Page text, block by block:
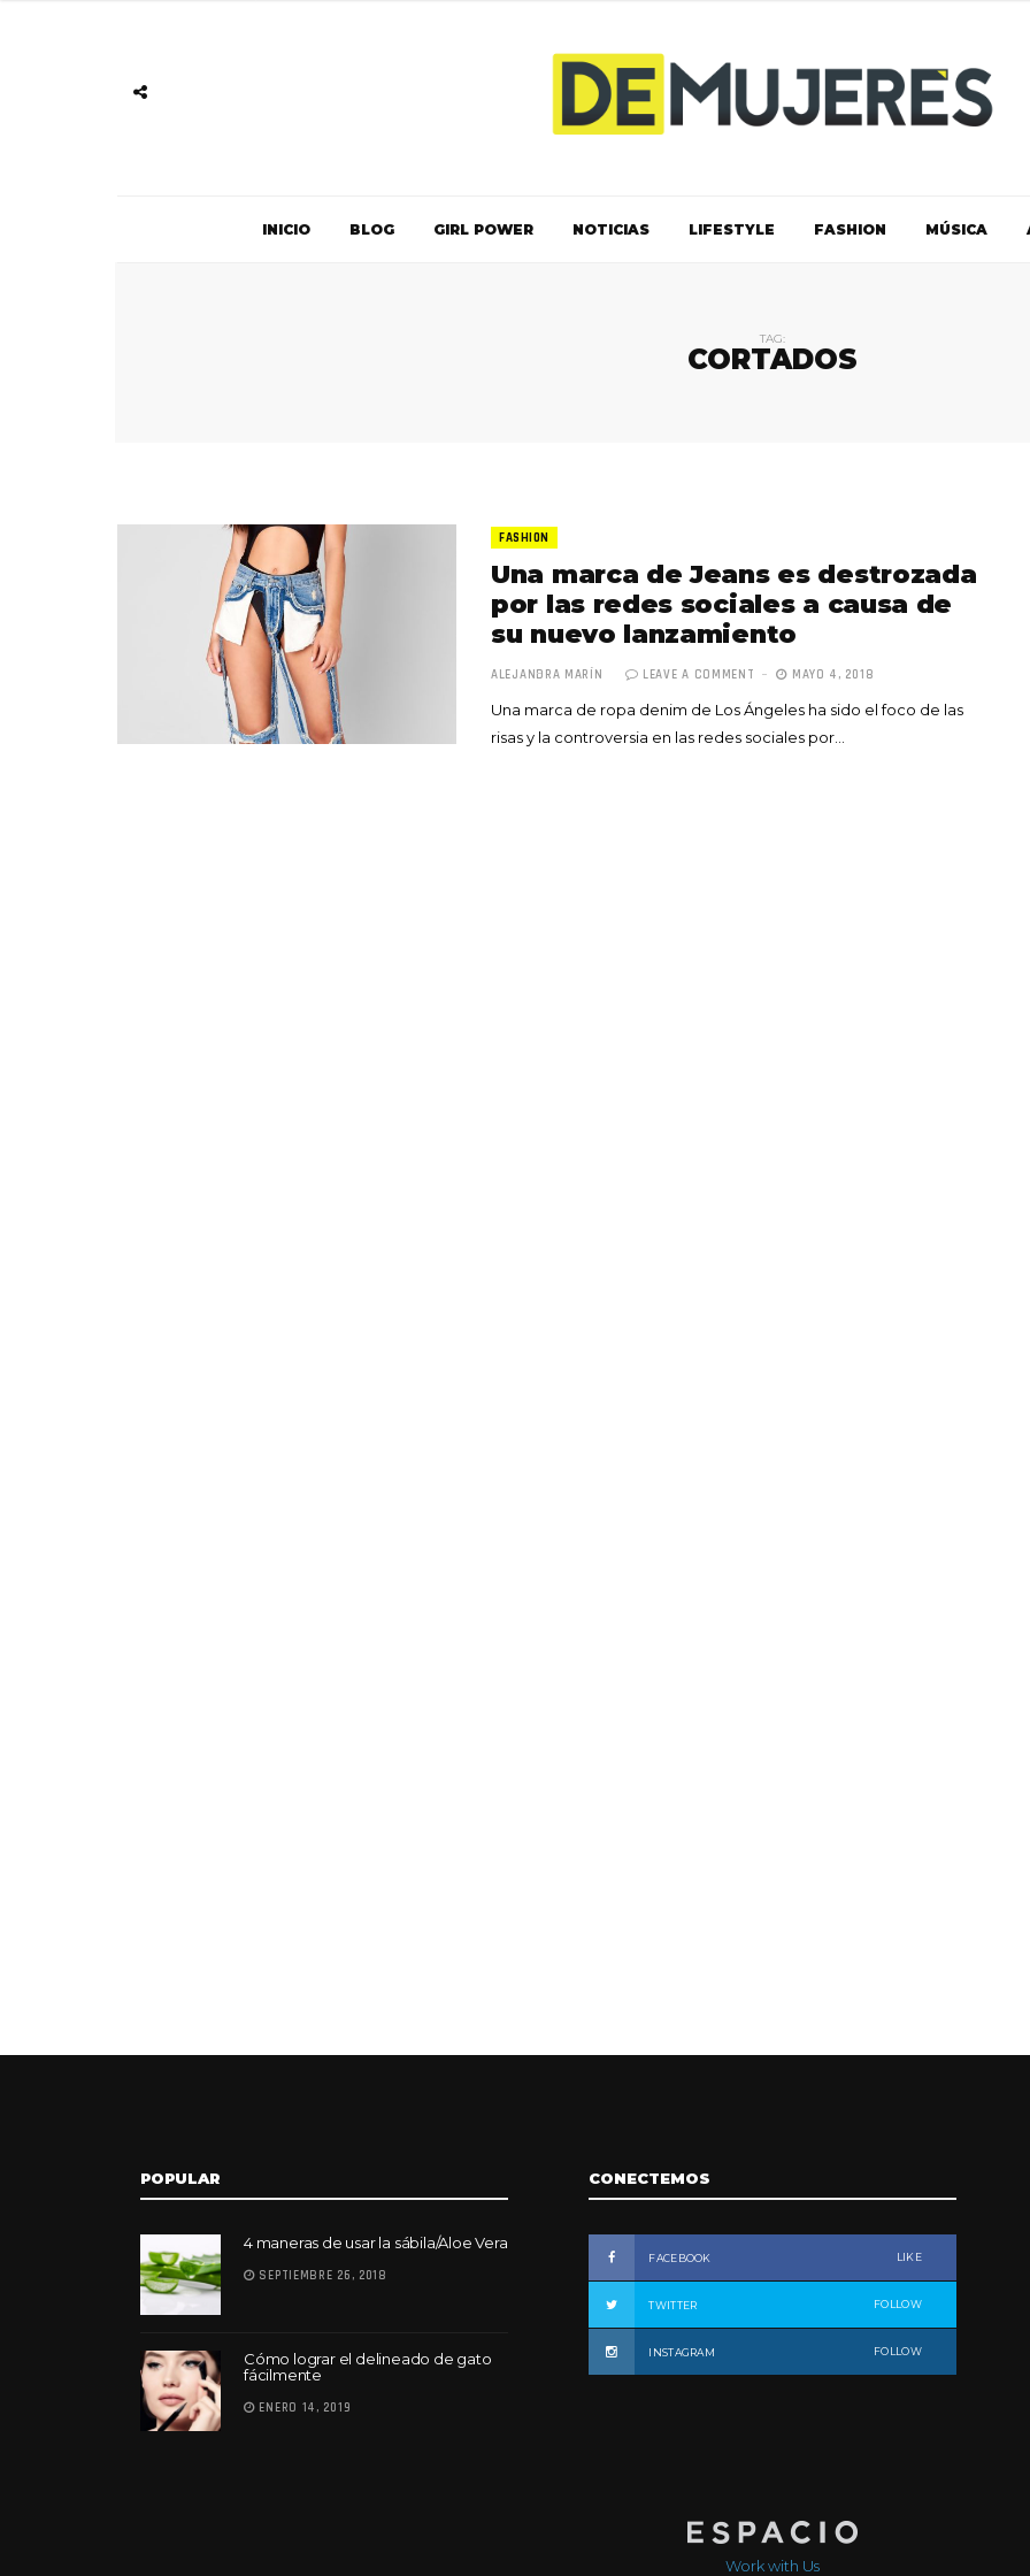
INICIO BLOG GIRL POWER NOTICIAS LIFESTYLE FASHION MÚSICA
TAG:
CORTADOS
FASHION
Una marca de Jeans es destrozada
por las redes sociales a causa de
su nuevo lanzamiento
ALEJANDRA MARÍN LEAVE A COMMENT MAYO 4, 2018
Una marca de ropa denim de Los Ángeles ha sido el foco de las
risas y la controversia en las redes sociales por…
Totó la Momposina: el
adiós a la gran
POPULAR
4 maneras de usar la sábila/Aloe Vera
SEPTIEMBRE 26, 2018
Cómo lograr el delineado de gato
fácilmente
ENERO 14, 2019
CONECTEMOS
FACEBOOK LIKE
TWITTER FOLLOW
INSTAGRAM FOLLOW
Work with Us